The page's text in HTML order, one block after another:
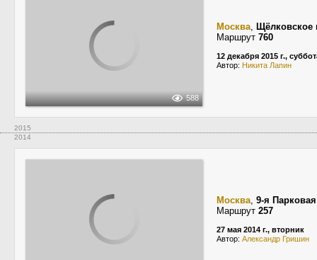
588
Москва, Щёлковское
Маршрут 760
12 декабря 2015 г.,
Автор: Никита Лапин
2015
2014
Москва, 9-я
Маршрут 257
27 мая 2014 г., вторник
Автор: Александр Гришин